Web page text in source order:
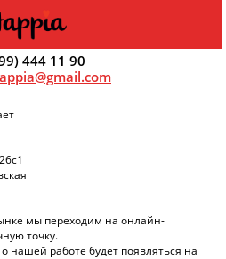
444 11 90
мы переходим на онлайн-
точку.
нашей работе будет появляться на